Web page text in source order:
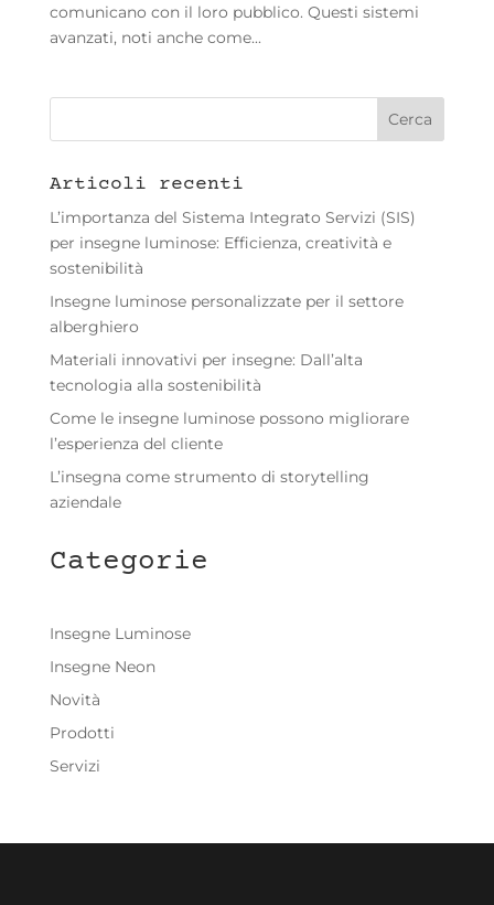
comunicano con il loro pubblico. Questi sistemi
avanzati, noti anche come...
Articoli recenti
L’importanza del Sistema Integrato Servizi (SIS)
per insegne luminose: Efficienza, creatività e
sostenibilità
Insegne luminose personalizzate per il settore
alberghiero
Materiali innovativi per insegne: Dall’alta
tecnologia alla sostenibilità
Come le insegne luminose possono migliorare
l’esperienza del cliente
L’insegna come strumento di storytelling
aziendale
Categorie
Insegne Luminose
Insegne Neon
Novità
Prodotti
Servizi